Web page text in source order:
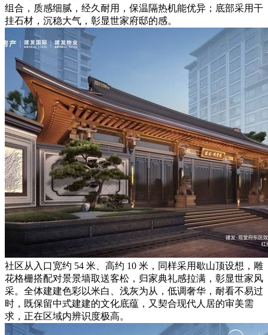
组合，质感细腻，经久耐用，保温隔热机能优异；底部采用干
挂石材，沉稳大气，彰显世家府邸的感。
社区从入口宽约 54 米、高约 10 米，同样采用歇山顶设想，雕
花格栅搭配对景景墙取送客松，归家典礼感拉满，彰显世家风
采。全体建建色彩以米白、浅灰为从，低调奢华，耐看不易过
时，既保留中式建建的文化底蕴，又契合现代人居的审美需
求，正在区域内辨识度极高。